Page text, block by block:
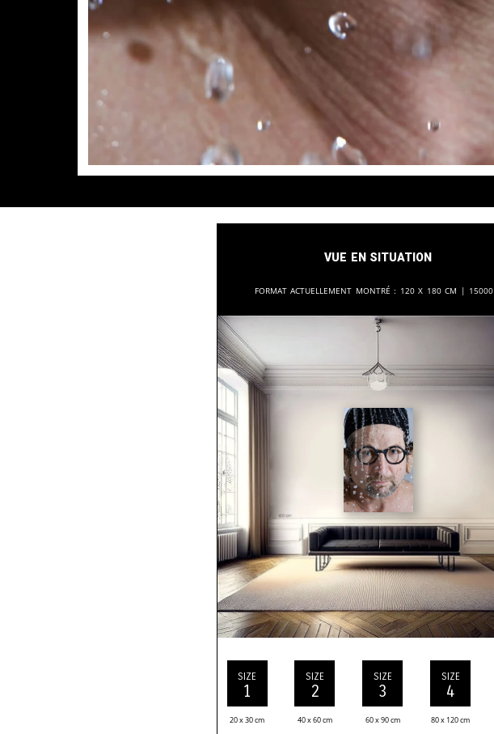
Vue en situation
Format actuellement montré : 120 x 180 cm | 15000
SIZE
1
20 x 30 cm
SIZE
2
40 x 60 cm
SIZE
3
60 x 90 cm
SIZE
4
80 x 120 cm